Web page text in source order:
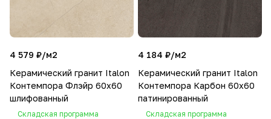
4 579 ₽/м2
Керамический гранит Italon
Контемпора Флэйр 60х60
шлифованный
Складская программа
4 184 ₽/м2
Керамический гранит Italon
Контемпора Карбон 60х60
патинированный
Складская программа